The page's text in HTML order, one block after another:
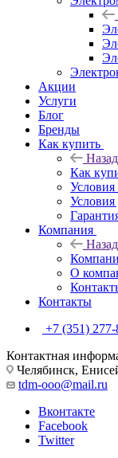
Акции
Услуги
Блог
Бренды
Как купить
Назад
Как
Условия
Компания
Назад
О
Контакты
+7 (351) 277-
Контактная
Челябинск,
tdm-ooo@mail.ru
Вконтакте
Facebook
Twitter